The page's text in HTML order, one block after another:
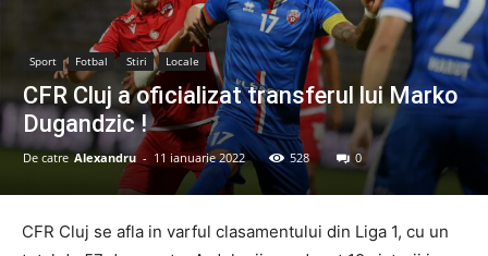
Sport Fotbal Stiri Locale
CFR Cluj a oficializat transferul lui Marko
Dugandzic !
De catre Alexandru - 11 ianuarie 2022 528 0
CFR Cluj se afla in varful clasamentului din Liga 1, cu un